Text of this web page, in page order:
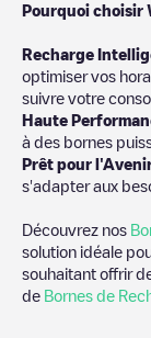
Pourquoi choisir
Recharge
optimiser vos
suivre votre
Haute
à des bornes
Prêt pour
s'adapter aux
Découvrez nos
solution idéale
souhaitant offrir
de Bornes de